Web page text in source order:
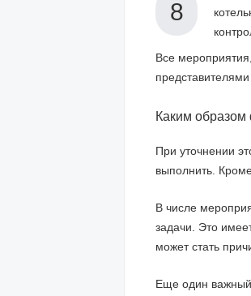
Все
Каким образом
При уточнении
выполнить.
В числе
задачи. Это
может стать
Еще один важный